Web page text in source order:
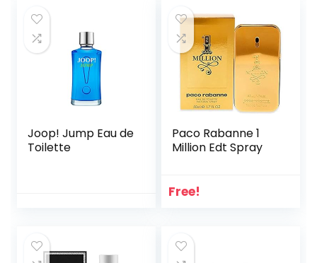
Joop! Jump Eau de
Toilette
Paco Rabanne 1
Million Edt Spray
Free!